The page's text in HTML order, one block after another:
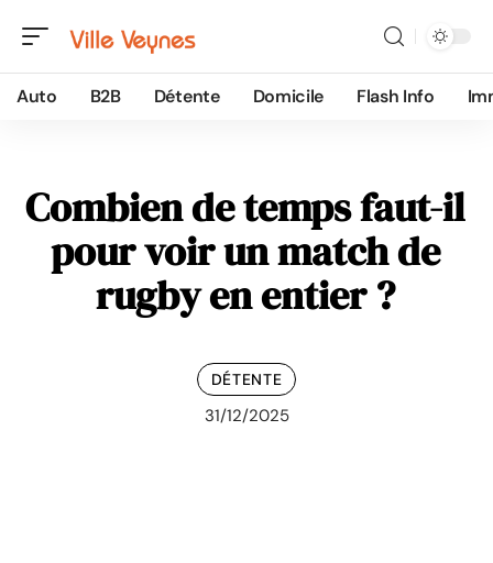
Auto B2B Détente Domicile Flash Info
Combien de temps faut-il
pour voir un match de
rugby en entier ?
DÉTENTE
31/12/2025